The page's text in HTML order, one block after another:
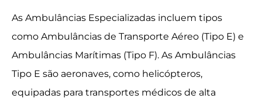
As Ambulâncias Especializadas incluem tipos
como Ambulâncias de Transporte Aéreo (Tipo E) e
Ambulâncias Marítimas (Tipo F). As Ambulâncias
Tipo E são aeronaves, como helicópteros,
equipadas para transportes médicos de alta